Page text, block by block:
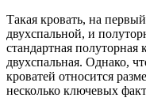
Такая кровать, на
двухспальной, и
стандартная полуторная
двухспальная. Однако,
кроватей относится
несколько ключевых